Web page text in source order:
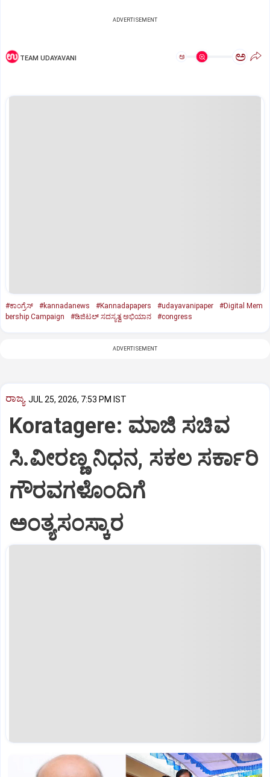
ADVERTISEMENT
TEAM UDAYAVANI ಅ ಅ
#ಕಾಂಗ್ರೆಸ್‌ #kannadanews #Kannadapapers #udayavanipaper
#Digital Mem
bership Campaign
#ಡಿಜಿಟಲ್‌ ಸದಸ್ಯತ್ವ ಅಭಿಯಾನ #congress
ADVERTISEMENT
ರಾಜ್ಯ JUL 25, 2026, 7:53 PM IST
Koratagere: ಮಾಜಿ ಸಚಿವ
ಸಿ.ವೀರಣ್ಣ ನಿಧನ, ಸಕಲ ಸರ್ಕಾರಿ
ಗೌರವಗಳೊಂದಿಗೆ
ಅಂತ್ಯಸಂಸ್ಕಾರ